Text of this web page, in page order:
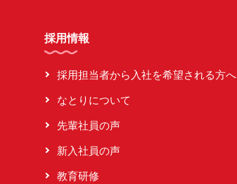
採用情報
採用担当者から入社を希望される方へ
なとりについて
先輩社員の声
新入社員の声
教育研修